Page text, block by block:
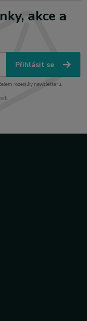
akce a
Přihlásit se
rozesílky newsletteru.